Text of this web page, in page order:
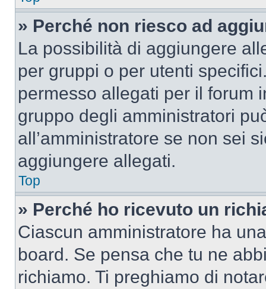
» Perché non riesco ad
La possibilità di aggiungere
per gruppi o per utenti
permesso allegati per il forum
gruppo degli amministratori
all’amministratore se non sei
aggiungere allegati.
Top
» Perché ho ricevuto un
Ciascun amministratore ha
board. Se pensa che tu ne
richiamo. Ti preghiamo di